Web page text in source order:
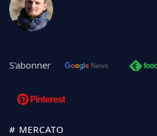
S'abonner
# MERCATO